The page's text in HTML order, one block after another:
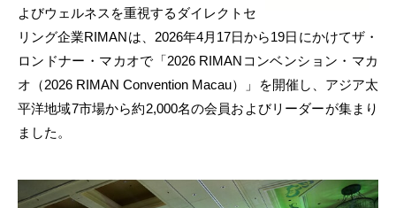
よびウェルネスを重視するダイレクトセ
リング企業RIMANは、2026年4月17日から19日にかけてザ・
ロンドナー・マカオで「2026 RIMANコンベンション・マカ
オ（2026 RIMAN Convention Macau）」を開催し、アジア太
平洋地域7市場から約2,000名の会員およびリーダーが集まり
ました。